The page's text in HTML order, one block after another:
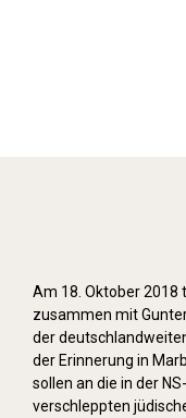
Am 18. Oktober 2018
zusammen mit
der
der Erinnerung in
sollen an die in der
verschleppten